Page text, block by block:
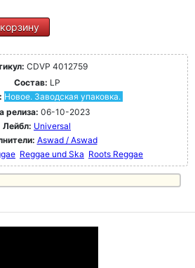
CDVP 4012759
Состав: LP
Новое. Заводская упаковка.
релиза: 06-10-2023
Лейбл: Universal
Aswad / Aswad
Reggae und Ska Roots Reggae